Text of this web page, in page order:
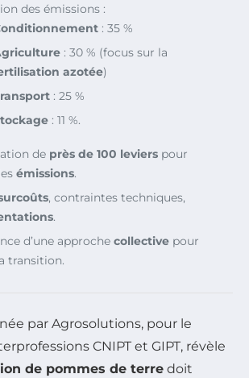
des émissions :
: 35 %
: 30 % (focus sur la
azotée)
: 25 %
: 11 %.
de près de 100 leviers pour
émissions.
, contraintes techniques,
.
d’une approche collective pour
transition.
par Agrosolutions, pour le
CNIPT et GIPT, révèle
de pommes de terre doit